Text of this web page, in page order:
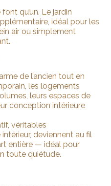
font qu’un. Le jardin
idéal pour les
air ou simplement
de l’ancien tout en
les logements
leurs espaces de
conception intérieure
véritables
deviennent au fil
entière — idéal pour
toute quiétude.